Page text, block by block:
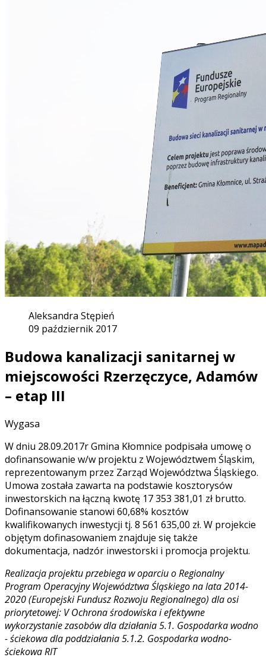
Aleksandra Stępień
09 październik 2017
Budowa kanalizacji sanitarnej w
miejscowości Rzerzęczyce, Adamów
– etap III
Wygasa
W dniu 28.09.2017r Gmina Kłomnice podpisała umowę o
dofinansowanie w/w projektu z Województwem Śląskim,
reprezentowanym przez Zarząd Województwa Śląskiego.
Umowa została zawarta na podstawie kosztorysów
inwestorskich na łączną kwotę 17 353 381,01 zł brutto.
Dofinansowanie stanowi 60,68% kosztów
kwalifikowanych inwestycji tj. 8 561 635,00 zł. W projekcie
objętym dofinasowaniem znajduje się także
dokumentacja, nadzór inwestorski i promocja projektu.
Realizacja projektu przebiega w oparciu oRegionalny
Program Operacyjny Województwa Śląskiego na lata 2014-
2020 (Europejski Fundusz Rozwoju Regionalnego) dla osi
priorytetowej: V Ochrona środowiska i efektywne
wykorzystanie zasobów dla działania 5.1. Gospodarka wodno
- ściekowa dla poddziałania 5.1.2. Gospodarka wodno-
ściekowa RIT